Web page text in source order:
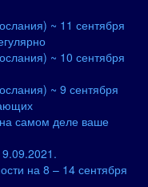
~ 11 сентября
~ 10 сентября
~ 9 сентября
самом деле ваше
на 8 – 14 сентября